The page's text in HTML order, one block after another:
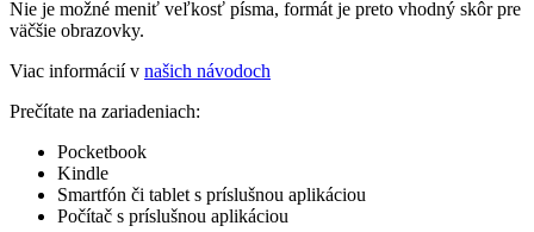
Nie je možné meniť veľkosť písma, formát je preto vhodný skôr pre
väčšie obrazovky.
Viac informácií v našich návodoch
Prečítate na zariadeniach:
Pocketbook
Kindle
Smartfón či tablet s príslušnou aplikáciou
Počítač s príslušnou aplikáciou